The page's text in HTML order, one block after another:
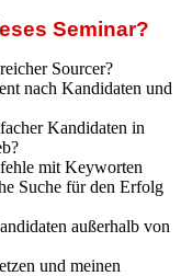
Seminar?
Sourcer?
nach Kandidaten und
Kandidaten in
mit Keyworten
Suche für den Erfolg
außerhalb von
und meinen